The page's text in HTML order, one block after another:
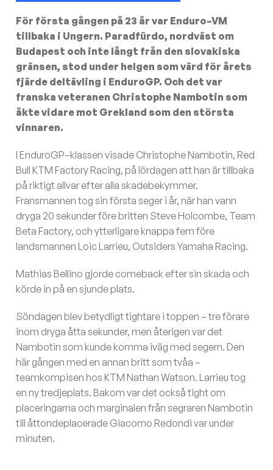
För första gången på 23 år var Enduro–VM
tillbaka i Ungern. Paradfürdo, nordväst om
Budapest och inte långt från den slovakiska
gränsen, stod under helgen som värd för årets
fjärde deltävling i EnduroGP. Och det var
franska veteranen Christophe Nambotin som
åkte vidare mot Grekland som den största
vinnaren.
I EnduroGP–klassen visade Christophe Nambotin, Red
Bull KTM Factory Racing, på lördagen att han är tillbaka
på riktigt allvar efter alla skadebekymmer.
Fransmannen tog sin första seger i år, när han vann
dryga 20 sekunder före britten Steve Holcombe, Team
Beta Factory, och ytterligare knappa fem före
landsmannen Loic Larrieu, Outsiders Yamaha Racing.
Mathias Bellino gjorde comeback efter sin skada och
körde in på en sjunde plats.
Söndagen blev betydligt tightare i toppen – tre förare
inom dryga åtta sekunder, men återigen var det
Nambotin som kunde komma iväg med segern. Den
här gången med en annan britt som tvåa –
teamkompisen hos KTM Nathan Watson. Larrieu tog
en ny tredjeplats. Bakom var det också tight om
placeringarna och marginalen från segraren Nambotin
till åttondeplacerade Giacomo Redondi var under
minuten.